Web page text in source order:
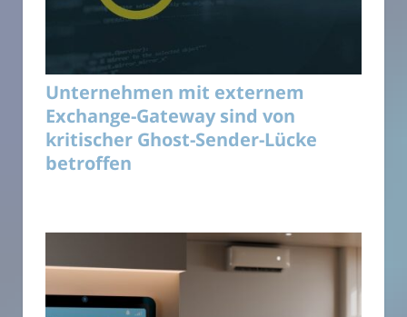
Unternehmen mit externem
Exchange-Gateway sind von
kritischer Ghost-Sender-Lücke
betroffen